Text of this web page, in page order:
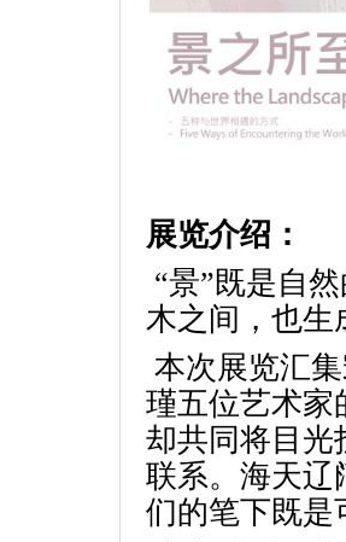
展览介绍：
“景”既是自
木之间，也生
本次展览汇
瑾五位艺术家
却共同将目光
联系。海天辽
们的笔下既是